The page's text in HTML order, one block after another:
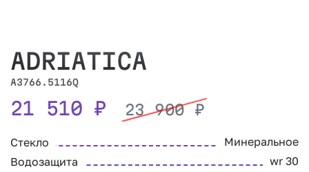
ADRIATICA
A3766.5116Q
21 510 ₽ 23 900₽
Стекло
Минеральное
Водозащита
wr 30